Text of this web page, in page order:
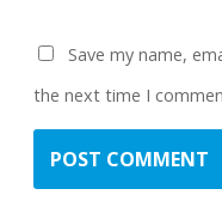
Save my name,
the next time I